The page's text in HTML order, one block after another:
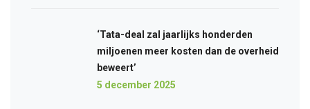
‘Tata-deal zal jaarlijks honderden
miljoenen meer kosten dan de overheid
beweert’
5 december 2025